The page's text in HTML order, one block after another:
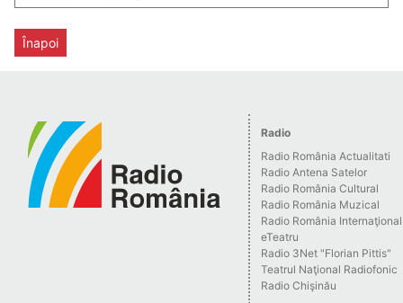
Înapoi
Radio
Radio România Actualitati
Radio Antena Satelor
Radio România Cultural
Radio România Muzical
Radio România Internaţional
eTeatru
Radio 3Net "Florian Pittis"
Teatrul Naţional Radiofonic
Radio Chişinău